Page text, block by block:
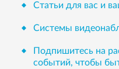
Статьи для вас и
Системы
Подпишитесь на
событий, чтобы